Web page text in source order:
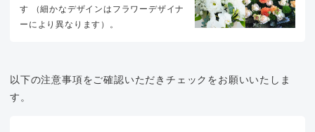
す （細かなデザインはフラワーデザイナ
ーにより異なります）。
以下の注意事項をご確認いただきチェックをお願いいたしま
す。